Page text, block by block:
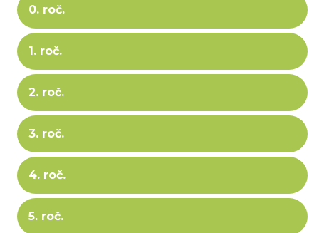
0. roč.
1. roč.
2. roč.
3. roč.
4. roč.
5. roč.